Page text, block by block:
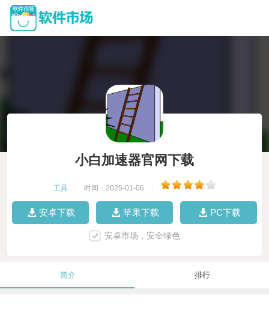
小白加速器官网下载
工具 时间：2025-01-06
安卓下载 苹果下载 PC下载
安卓市场，安全绿色
简介 排行